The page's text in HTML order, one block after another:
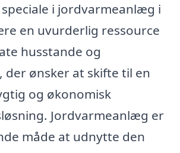
i jordvarmeanlæg i
en uvurderlig ressource
husstande og
der ønsker at skifte til en
og økonomisk
Jordvarmeanlæg er
måde at udnytte den